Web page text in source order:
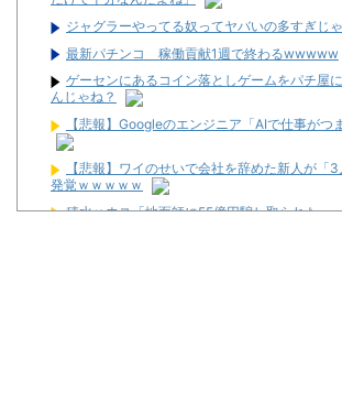
ジャグラーやってる奴ってヤバいの多すぎじ
最新パチンコ 稼働貢献1週で終わるwwwww
ゲーセンにあるコイン落としゲームをパチ屋
んじゃね？
【悲報】Googleのエンジニア「AIで仕事がつ
【悲報】ワイのせいで会社を辞めた新人が「
発覚ｗｗｗｗｗ
積水ハウス「地面師に55億円騙し取られた…